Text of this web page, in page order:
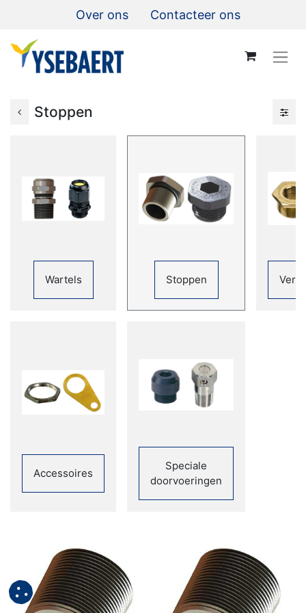
Over ons Contacteer ons
Stoppen
Wartels Stoppen
Accessoires
Speciale
doorvoeringen